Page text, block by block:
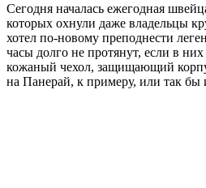
Сегодня началась ежегодная
которых охнули даже владельцы
хотел по-новому преподнести
часы долго не протянут, если в
кожаный чехол, защищающий
на Панерай, к примеру, или так бы